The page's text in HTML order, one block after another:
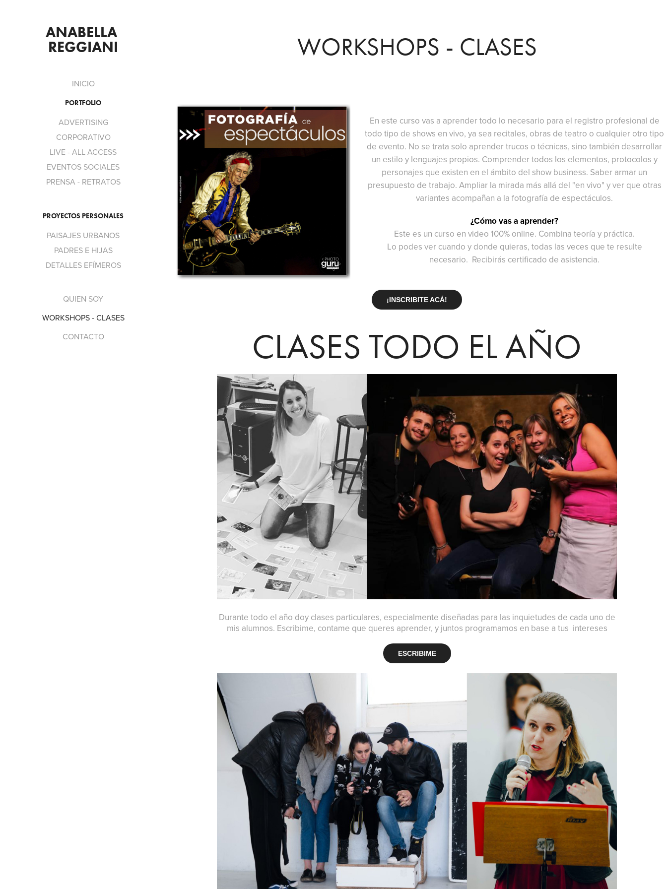
ANABELLA
REGGIANI
INICIO
PORTFOLIO
ADVERTISING
CORPORATIVO
LIVE - ALL ACCESS
EVENTOS SOCIALES
PRENSA - RETRATOS
PROYECTOS PERSONALES
PAISAJES URBANOS
PADRES E HIJAS
DETALLES EFÍMEROS
QUIEN SOY
WORKSHOPS - CLASES
CONTACTO
WORKSHOPS - CLASES
En este curso vas a aprender todo lo necesario para el registro profesional de
todo tipo de shows en vivo, ya sea recitales, obras de teatro o cualquier otro tipo
de evento. No se trata solo aprender trucos o técnicas, sino también desarrollar
un estilo y lenguajes propios. Comprender todos los elementos, protocolos y
personajes que existen en el ámbito del show business. Saber armar un
presupuesto de trabajo. Ampliar la mirada más allá del "en vivo" y ver que otras
variantes acompañan a la fotografía de espectáculos.
¿Cómo vas a aprender?
Este es un curso en video 100% online. Combina teoría y práctica.
Lo podes ver cuando y donde quieras, todas las veces que te resulte
necesario. Recibirás certificado de asistencia.
¡INSCRIBITE ACÁ!
CLASES TODO EL AÑO
Durante todo el año doy clases particulares, especialmente diseñadas para las inquietudes de cada uno de
mis alumnos. Escribime, contame que queres aprender, y juntos programamos en base a tus intereses
ESCRIBIME